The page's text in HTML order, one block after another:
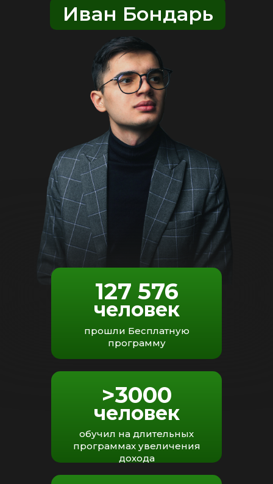
Иван Бондарь
127 576
человек
прошли Бесплатную
программу
>3000
человек
обучил на длительных
программах увеличения
дохода